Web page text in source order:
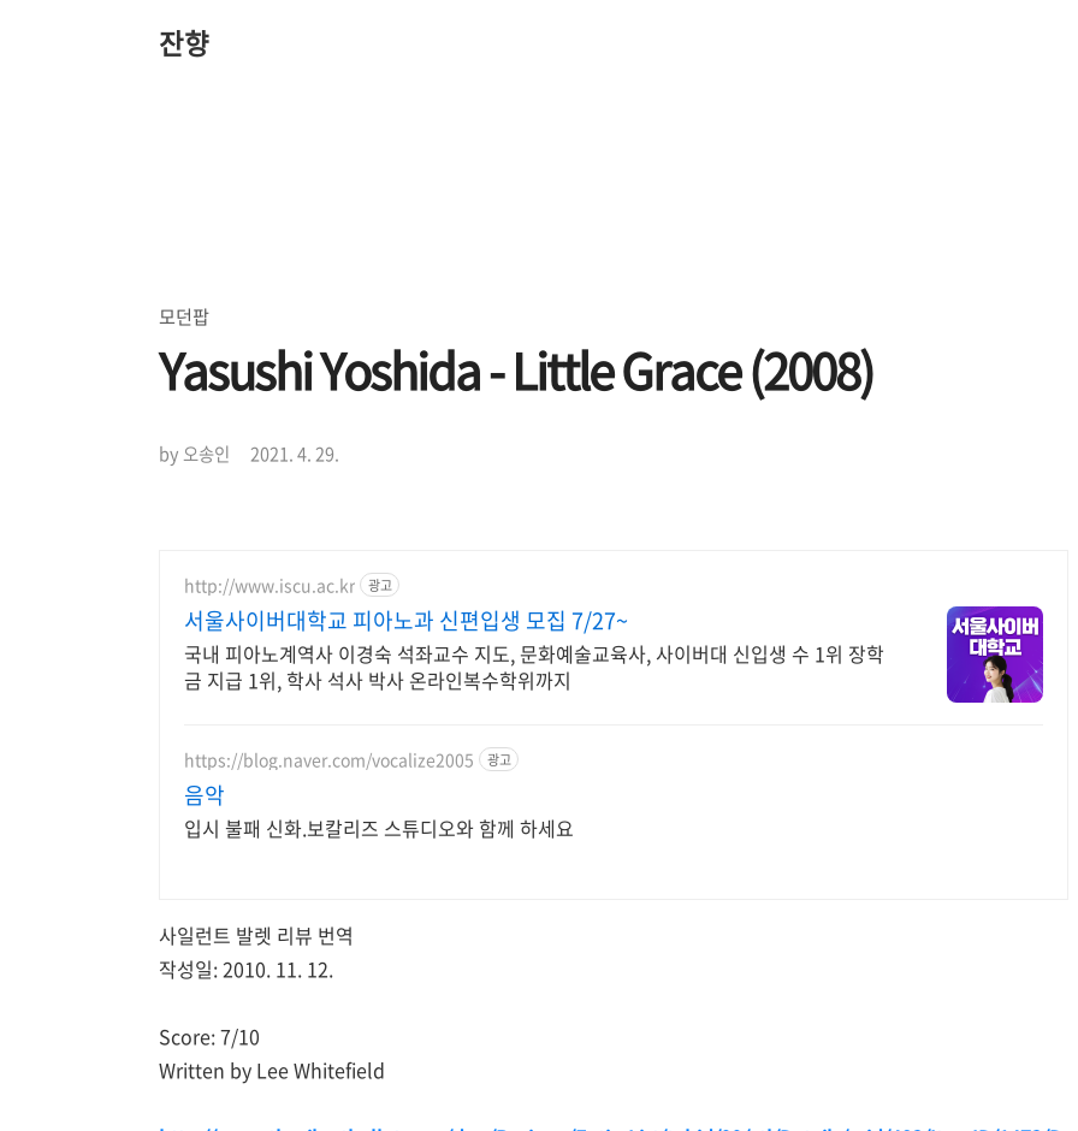
잔향
모던팝
Yasushi Yoshida - Little Grace (2008)
by 오송인 2021. 4. 29.
http://www.iscu.ac.kr 광고
서울사이버대학교 피아노과 신편입생 모집 7/27~
국내 피아노계역사 이경숙 석좌교수 지도, 문화예술교육사, 사이버대 신입생 수 1위 장학
금 지급 1위, 학사 석사 박사 온라인복수학위까지
https://blog.naver.com/vocalize2005 광고
음악
입시 불패 신화.보칼리즈 스튜디오와 함께 하세요
사일런트 발렛 리뷰 번역
작성일:2010. 11. 12.
Score: 7/10
Written by Lee Whitefield